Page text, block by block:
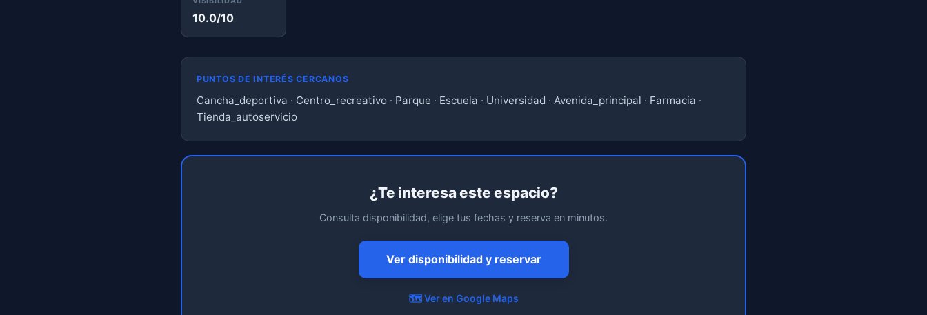
10.0/10
PUNTOS DE INTERÉS CERCANOS
Cancha_deportiva · Centro_recreativo · Parque · Escuela · Universidad · Avenida_principal · Farmacia ·
Tienda_autoservicio
¿Te interesa este espacio?
Consulta disponibilidad, elige tus fechas y reserva en minutos.
Ver disponibilidad y reservar
🗺️ Ver en Google Maps